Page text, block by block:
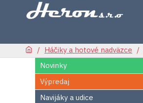
Háčiky a hotové nadväzce
Novinky
Výpredaj
Navijáky a udice